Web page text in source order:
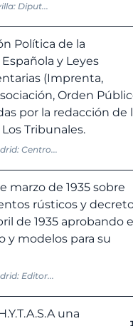
Diput...
Política de la
y Leyes
(Imprenta,
Orden
por la redacción de
Tribunales.
Centro...
marzo de 1935 sobre
rústicos y
de 1935 aprobando
y modelos para su
Editor...
una